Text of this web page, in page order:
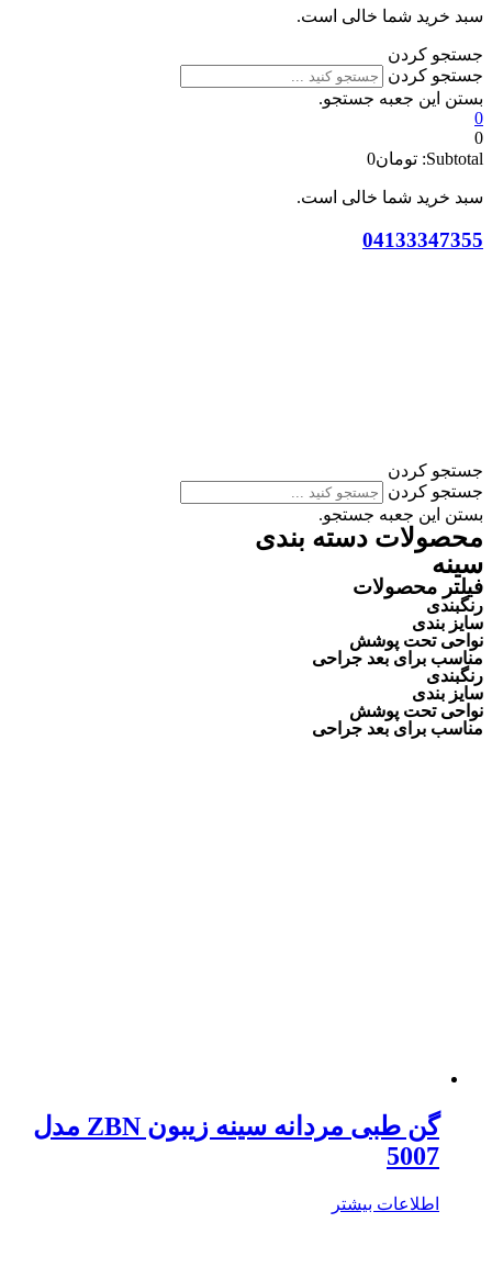
سبد خرید شما خالی است.
جستجو کردن
جستجو کردن
بستن این جعبه جستجو.
0
0
Subtotal: تومان0
سبد خرید شما خالی است.
04133347355
جستجو کردن
جستجو کردن
بستن این جعبه جستجو.
محصولات دسته بندی
سینه
فیلتر محصولات
رنگبندی
سایز بندی
نواحی تحت پوشش
مناسب برای بعد جراحی
رنگبندی
سایز بندی
نواحی تحت پوشش
مناسب برای بعد جراحی
گن طبی مردانه سینه زیبون ZBN مدل
5007
اطلاعات بیشتر